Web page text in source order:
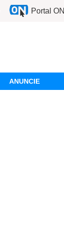
Portal ON
ANUNCIE